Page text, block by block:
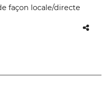
façon locale/directe